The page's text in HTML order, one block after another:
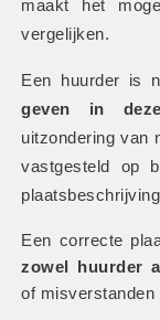
maakt het
vergelijken.
Een huurder is
geven in
uitzondering van
vastgesteld op
Een correcte
zowel huurder
of misverstanden